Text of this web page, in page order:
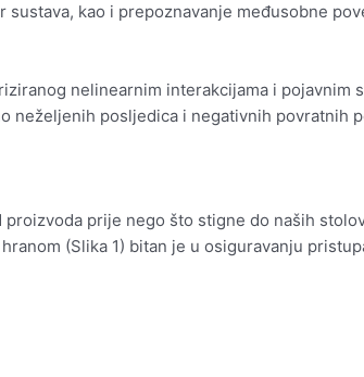
kao i prepoznavanje međusobne
nelinearnim interakcijama i pojavnim
neželjenih posljedica i negativnih povratnih
prije nego što stigne do naših
(Slika 1) bitan je u osiguravanju